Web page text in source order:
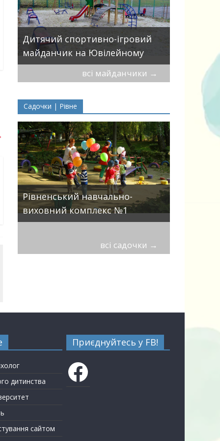
Дитячий спортивно-ігровий
майданчик на Ювілейному
всі майданчики →
Садочки | Рівне
Рівненський навчально-
виховний комплекс №1
всі садочки →
дитинства
сайтом
Приєднуйтесь у FB!
Facebook